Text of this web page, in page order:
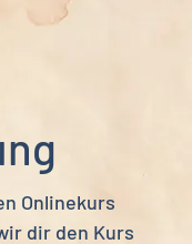
Onlinekurs
dir den Kurs